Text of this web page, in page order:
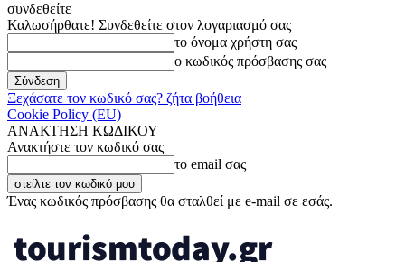
συνδεθείτε
Καλωσήρθατε! Συνδεθείτε στον λογαριασμό σας
το όνομα χρήστη σας
ο κωδικός πρόσβασης σας
Ξεχάσατε τον κωδικό σας? ζήτα βοήθεια
Cookie Policy (EU)
ΑΝΑΚΤΗΣΗ ΚΩΔΙΚΟΥ
Ανακτήστε τον κωδικό σας
το email σας
Ένας κωδικός πρόσβασης θα σταλθεί με e-mail σε εσάς.